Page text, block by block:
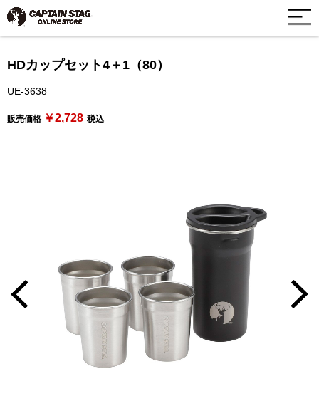
HDカップセット4＋1（80）
UE-3638
販売価格 ￥2,728 税込